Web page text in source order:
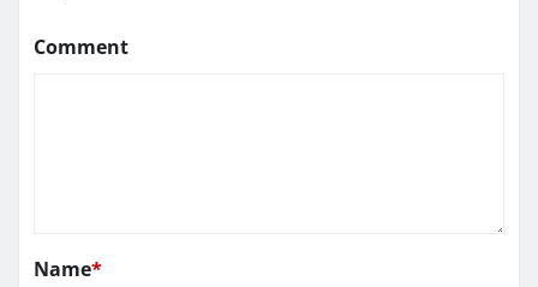
Comment
Name*